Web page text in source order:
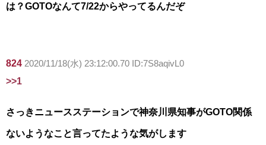
は？GOTOなんて7/22からやってるんだぞ
824 2020/11/18(水) 23:12:00.70 ID:7S8aqivL0
>>1
さっきニュースステーションで神奈川県知事がGOTO関係
ないようなこと言ってたような気がします